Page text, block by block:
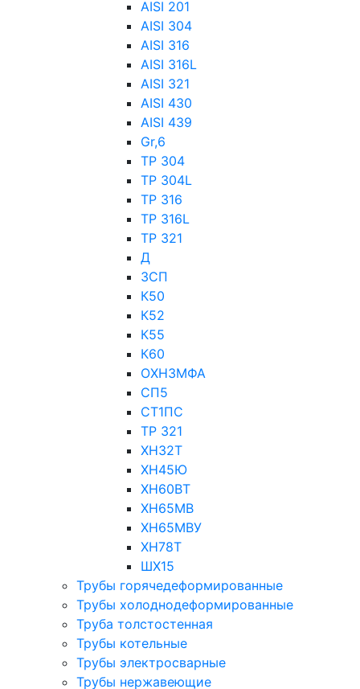
AISI 201
AISI 304
AISI 316
AISI 316L
AISI 321
AISI 430
AISI 439
Gr,6
TP 304
TP 304L
TP 316
TP 316L
TP 321
Д
ЗСП
К50
К52
К55
К60
ОХН3МФА
СП5
СТ1ПС
ТР 321
ХН32Т
ХН45Ю
ХН60ВТ
ХН65МВ
ХН65МВУ
ХН78Т
ШХ15
Трубы горячедеформированные
Трубы холоднодеформированные
Труба толстостенная
Трубы котельные
Трубы электросварные
Трубы нержавеющие